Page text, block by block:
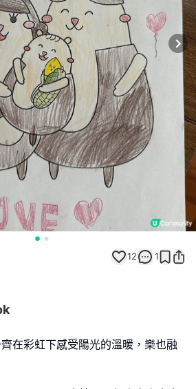
12 1
在彩虹下感受陽光的溫暖，樂也融